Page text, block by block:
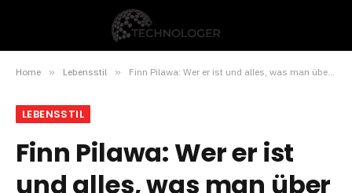
Home » Lebensstil » Finn Pilawa: Wer er ist und alles, was man über ihn wissen sollte
LEBENSSTIL
Finn Pilawa: Wer er ist
und alles, was man über